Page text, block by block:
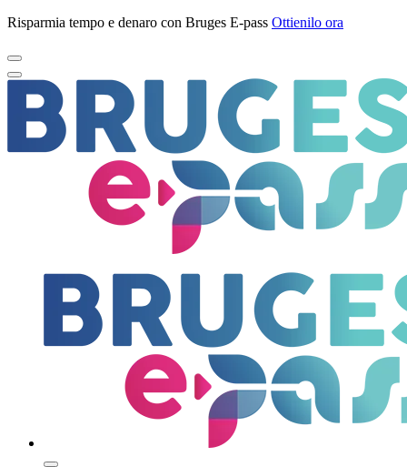
Risparmia tempo e denaro con Bruges E-pass Ottienilo ora